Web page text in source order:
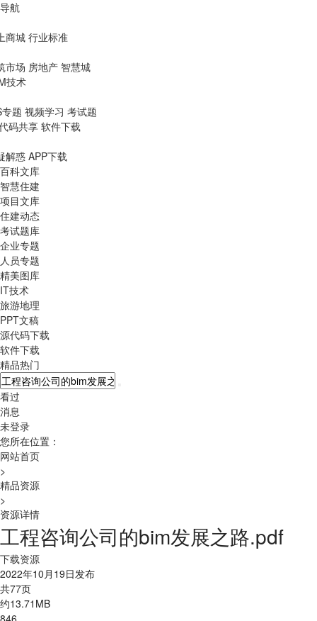
导航
商城 行业标准
市场 房地产 智慧城
技术
题 视频学习 考试题
码共享 软件下载
解惑 APP下载
百科文库
智慧住建
项目文库
住建动态
考试题库
企业专题
人员专题
精美图库
IT技术
旅游地理
PPT文稿
源代码下载
软件下载
精品热门
看过
消息
未登录
您所在位置：
网站首页
>
精品资源
>
资源详情
工程咨询公司的bim发展之路.pdf
下载资源
2022年10月19日发布
共77页
约13.71MB
846